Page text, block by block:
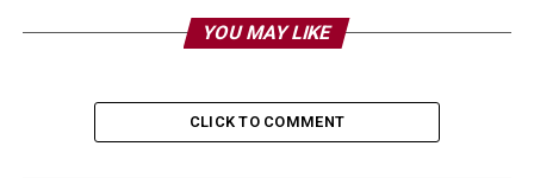
YOU MAY LIKE
CLICK TO COMMENT